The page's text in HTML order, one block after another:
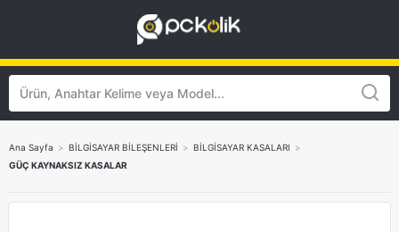
Ana Sayfa > BİLGİSAYAR BİLEŞENLERİ > BİLGİSAYAR KASALARI >
GÜÇ KAYNAKSIZ KASALAR